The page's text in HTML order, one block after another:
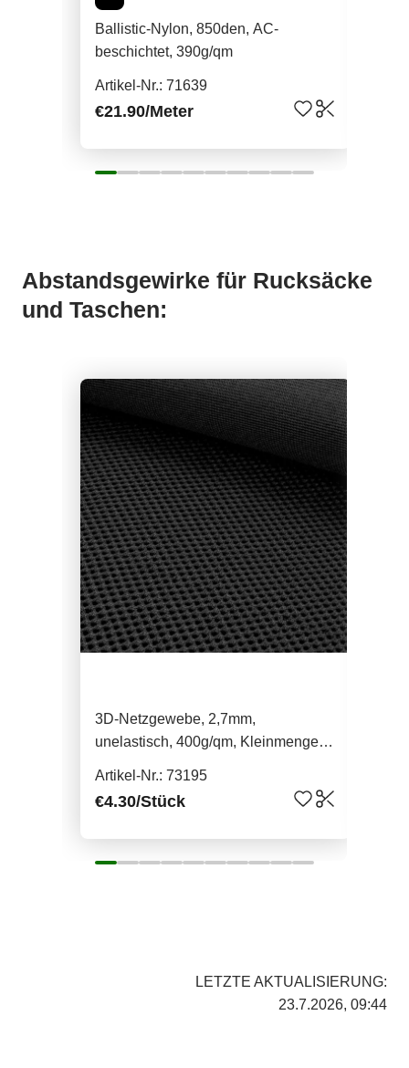
Ballistic-Nylon, 850den, AC-
beschichtet, 390g/qm
Artikel-Nr.: 71639
€21.90/Meter
Abstandsgewirke für Rucksäcke
und Taschen:
3D-Netzgewebe, 2,7mm,
unelastisch, 400g/qm, Kleinmenge,
Artikel-Nr.: 73195
€4.30/Stück
LETZTE AKTUALISIERUNG:
23.7.2026, 09:44